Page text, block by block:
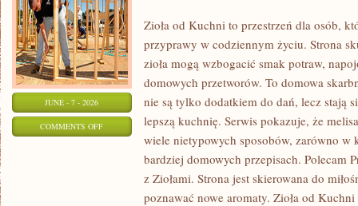
JUNE - 7 - 2026
COMMENTS OFFON
PRZYPRAWAMI
Zioła od Kuchni to przestrzeń dla osób,
przyprawy w codziennym życiu. Strona
zioła mogą wzbogacić smak potraw,
domowych przetworów. To domowa
nie są tylko dodatkiem do dań, lecz stają
lepszą kuchnię. Serwis pokazuje, że
wiele nietypowych sposobów, zarówno
bardziej domowych przepisach. Polecam
z Ziołami. Strona jest skierowana do
poznawać nowe aromaty. Zioła od